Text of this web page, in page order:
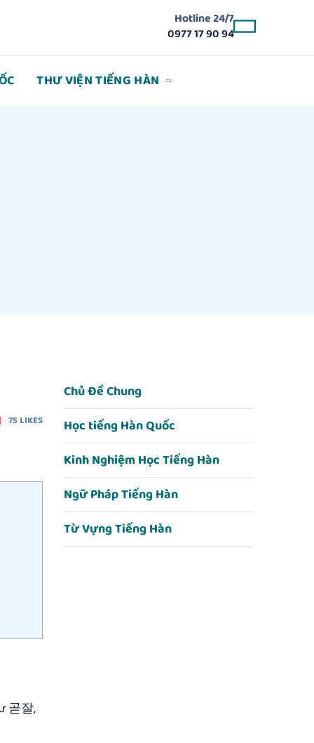
Hotline 24/7
0977 17 90 94
THƯ VIỆN TIẾNG HÀN
75LIKES
곧잘,
Chủ Đề Chung
Học tiếng Hàn Quốc
Kinh Nghiệm Học Tiếng Hàn
Ngữ Pháp Tiếng Hàn
Từ Vựng Tiếng Hàn